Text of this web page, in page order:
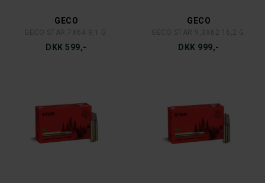
GECO
DKK 599,-
GECO
DKK 999,-